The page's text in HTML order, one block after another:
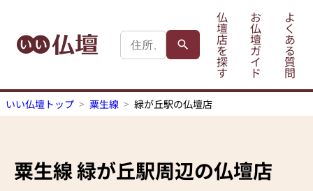
仏
壇
店
を
探
す
お
仏
壇
ガ
イ
ド
よ
く
あ
る
質
問
いい仏壇トップ 粟生線 緑が丘駅の仏壇店
粟生線緑が丘駅周辺の仏壇店